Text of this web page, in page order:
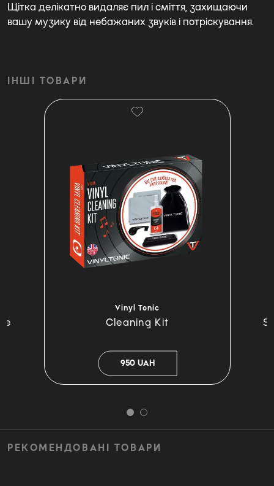
Щітка делікатно видаляє пил і сміття, захищаючи
вашу музику від небажаних звуків і потріскування.
ІНШІ ТОВАРИ
Vinyl Tonic
Cleaning Kit
950 UAH
РЕКОМЕНДОВАНІ ТОВАРИ